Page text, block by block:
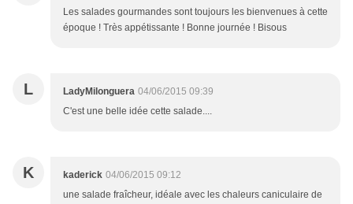
Les salades gourmandes sont toujours les bienvenues à cette
époque ! Très appétissante ! Bonne journée ! Bisous
L LadyMilonguera 04/06/2015 09:39
C'est une belle idée cette salade....
K kaderick 04/06/2015 09:12
une salade fraîcheur, idéale avec les chaleurs caniculaire de